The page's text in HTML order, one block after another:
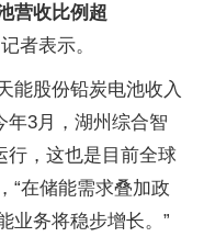
营收比例超
者表示。
能股份铅炭电池收入
年3月，湖州综合智
行，这也是目前全球
“在储能需求叠加政
业务将稳步增长。”